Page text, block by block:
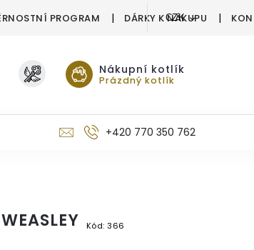
PROGRAM DÁRKY K NÁKUPU
CZK
Nákupní kotlík
Prázdný kotlík
+420 770 350 762
Kód: 366